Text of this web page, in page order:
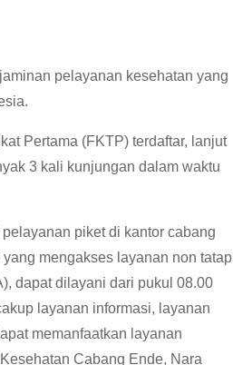
pelayanan kesehatan yang
Pertama (FKTP) terdaftar, lanjut
3 kali kunjungan dalam waktu
piket di kantor cabang
mengakses layanan non tatap
dapat dilayani dari pukul 08.00
layanan informasi, layanan
memanfaatkan layanan
Cabang Ende, Nara